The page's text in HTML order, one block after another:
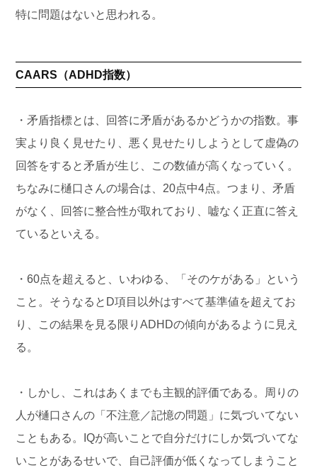
特に問題はないと思われる。
CAARS（ADHD指数）
・矛盾指標とは、回答に矛盾があるかどうかの指数。事
実より良く見せたり、悪く見せたりしようとして虚偽の
回答をすると矛盾が生じ、この数値が高くなっていく。
ちなみに樋口さんの場合は、20点中4点。つまり、矛盾
がなく、回答に整合性が取れており、嘘なく正直に答え
ているといえる。
・60点を超えると、いわゆる、「そのケがある」という
こと。そうなるとD項目以外はすべて基準値を超えてお
り、この結果を見る限りADHDの傾向があるように見え
る。
・しかし、これはあくまでも主観的評価である。周りの
人が樋口さんの「不注意／記憶の問題」に気づいてない
こともある。IQが高いことで自分だけにしか気づいてな
いことがあるせいで、自己評価が低くなってしまうこと